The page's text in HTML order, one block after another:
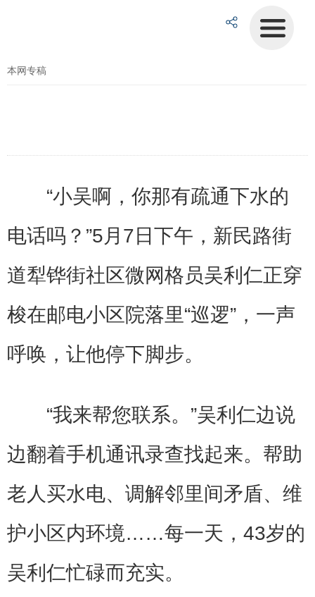
本网专稿
“小吴啊，你那有疏通下水的
电话吗？”5月7日下午，新民路街
道犁铧街社区微网格员吴利仁正穿
梭在邮电小区院落里“巡逻”，一声
呼唤，让他停下脚步。
“我来帮您联系。”吴利仁边说
边翻着手机通讯录查找起来。帮助
老人买水电、调解邻里间矛盾、维
护小区内环境……每一天，43岁的
吴利仁忙碌而充实。